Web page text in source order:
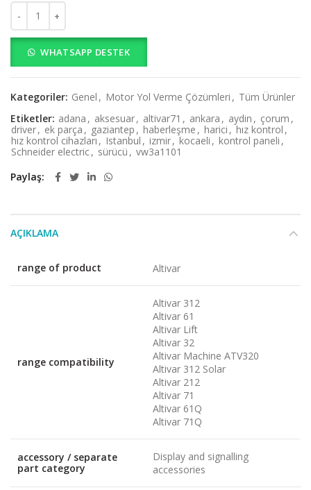
Schneider VW3A1101 Harici Grafik Türkçe Kontrol Paneli Altivar71
WHATSAPP DESTEK
Kategoriler: Genel , Motor Yol Verme Çözümleri , Tüm Ürünler
Etiketler: adana , aksesuar, altivar71 , ankara , aydin , çorum ,
driver, ek parça , gaziantep , haberleşme , harici , hız kontrol ,
hız kontrol cihazları , Istanbul , izmir, kocaeli , kontrol paneli ,
Schneider electric, sürücü , vw3a1101
Paylaş
AÇIKLAMA
range of product Altivar
range compatibility
Altivar 312
Altivar 61
Altivar Lift
Altivar 32
Altivar Machine ATV320
Altivar 312 Solar
Altivar 212
Altivar 71
Altivar 61Q
Altivar 71Q
accessory / separate
part category
Display and signalling
accessories